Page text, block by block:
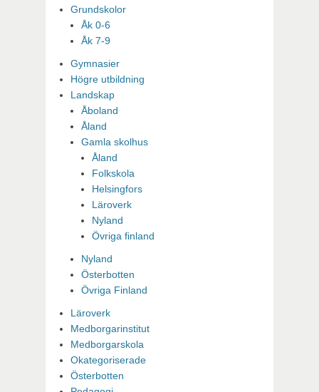
Grundskolor
Åk 0-6
Åk 7-9
Gymnasier
Högre utbildning
Landskap
Åboland
Åland
Gamla skolhus
Åland
Folkskola
Helsingfors
Läroverk
Nyland
Övriga finland
Nyland
Österbotten
Övriga Finland
Läroverk
Medborgarinstitut
Medborgarskola
Okategoriserade
Österbotten